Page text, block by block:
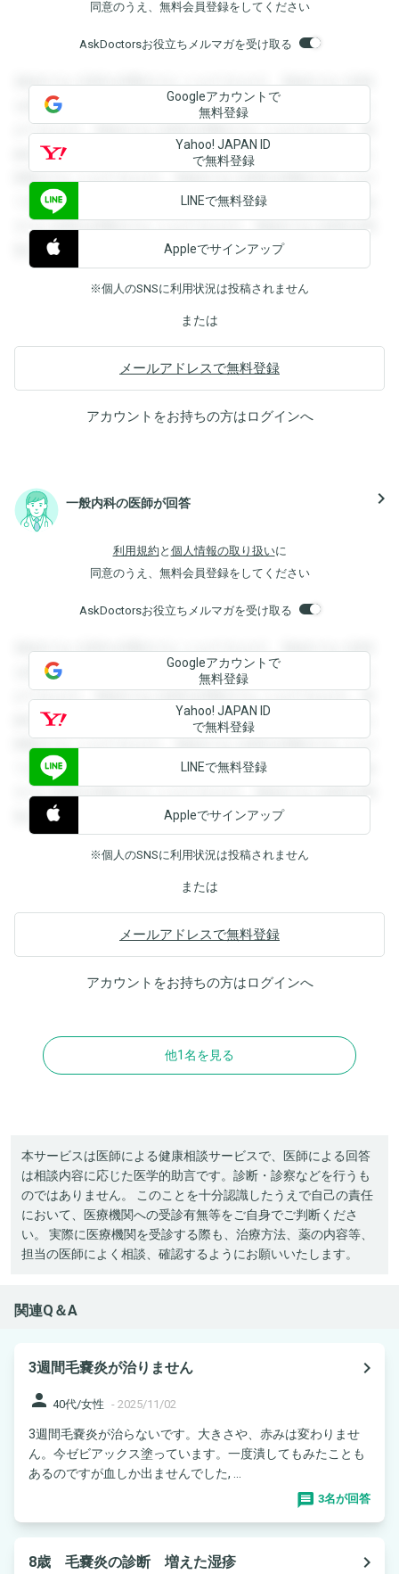
同意のうえ、無料会員登録をしてください
AskDoctorsお役立ちメルマガを受け取る
登録すると回答を閲覧することができます。登録すると回答
を閲覧することができます。登録すると回答を閲覧すること
ができます。登録すると回答を閲覧することができます。登
録すると回答を閲覧することができます。登録すると回答を
閲覧することができます。登録すると回答を閲覧することが
できます。登録すると回答を閲覧することができます。登録
すると回答を閲覧することができます。登録すると回答を閲
覧することができます。
Googleアカウントで
無料登録
Yahoo! JAPAN ID
で無料登録
LINEで無料登録
Appleでサインアップ
※個人のSNSに利用状況は投稿されません
または
メールアドレスで無料登録
アカウントをお持ちの方はログインへ
一般内科の医師が回答 navigate_next
利用規約 と 個人情報の取り扱いに
同意のうえ、無料会員登録をしてください
AskDoctorsお役立ちメルマガを受け取る
登録すると回答を閲覧することができます。登録すると回答
を閲覧することができます。登録すると回答を閲覧すること
ができます。登録すると回答を閲覧することができます。登
録すると回答を閲覧することができます。登録すると回答を
閲覧することができます。登録すると回答を閲覧することが
できます。登録すると回答を閲覧することができます。登録
すると回答を閲覧することができます。登録すると回答を閲
覧することができます。
Googleアカウントで
無料登録
Yahoo! JAPAN ID
で無料登録
LINEで無料登録
Appleでサインアップ
※個人のSNSに利用状況は投稿されません
または
メールアドレスで無料登録
アカウントをお持ちの方はログインへ
他1名を見る
本サービスは医師による健康相談サービスで、医師による回答
は相談内容に応じた医学的助言です。診断・診察などを行うも
のではありません。 このことを十分認識したうえで自己の責任
において、医療機関への受診有無等をご自身でご判断くださ
い。 実際に医療機関を受診する際も、治療方法、薬の内容等、
担当の医師によく相談、確認するようにお願いいたします。
関連Q＆A
3週間毛嚢炎が治りません
navigate_next
person 40代/女性 - 2025/11/02
3週間毛嚢炎が治らないです。大きさや、赤みは変わりませ
ん。今ゼビアックス塗っています。一度潰してもみたことも
あるのですが血しか出ませんでした, ...
3名が回答
8歳 毛嚢炎の診断 増えた湿疹
navigate_next